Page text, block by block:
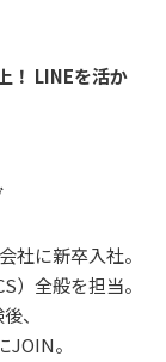
！ LINEを活か
社に新卒入社。
）全般を担当。
、
。